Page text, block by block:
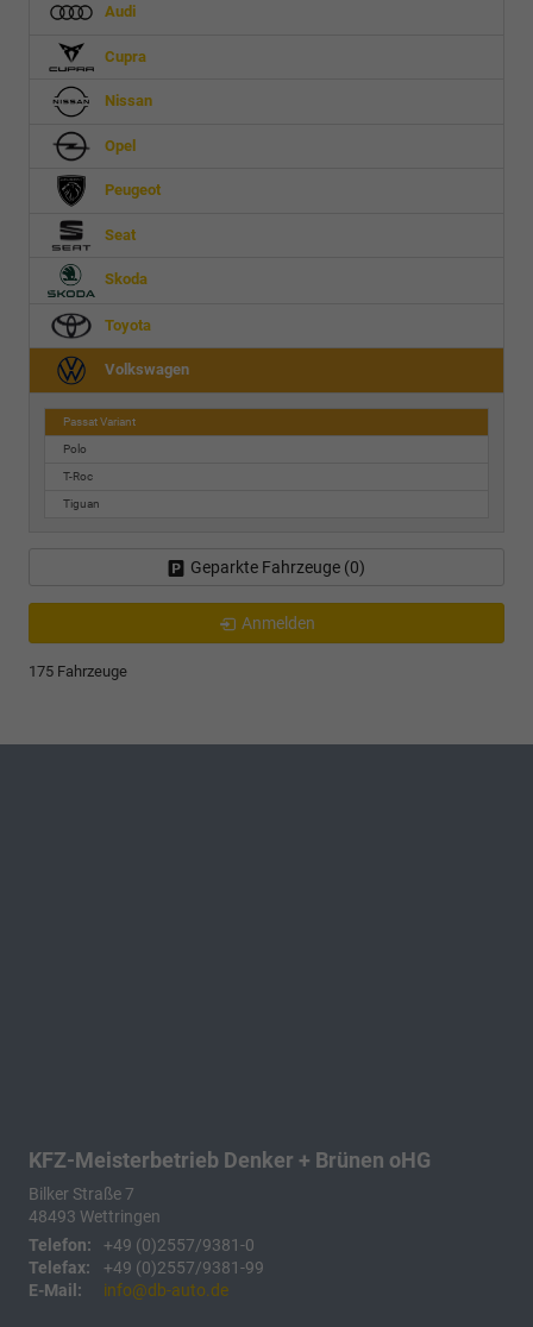
Audi
Cupra
Nissan
Opel
Peugeot
Seat
Skoda
Toyota
Volkswagen
Passat Variant
Polo
T-Roc
Tiguan
Geparkte Fahrzeuge (0)
Anmelden
175 Fahrzeuge
KFZ-Meisterbetrieb Denker + Brünen oHG
Bilker Straße 7
48493 Wettringen
Telefon:
+49 (0)2557/9381-0
Telefax:
+49 (0)2557/9381-99
E-Mail:
info@db-auto.de